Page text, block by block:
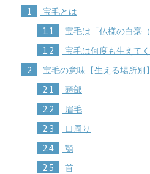
1 宝毛とは
1.1 宝毛は「仏様の白毫
1.2 宝毛は何度も生えて
2 宝毛の意味【生える場所別】
2.1 頭部
2.2 眉毛
2.3 口周り
2.4 顎
2.5 首